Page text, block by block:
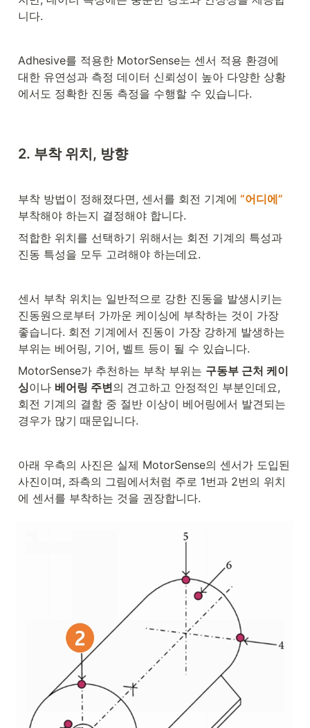
니다.
Adhesive를 적용한 MotorSense는 센서 적용 환경에
대한 유연성과 측정 데이터 신뢰성이 높아 다양한 상황
에서도 정확한 진동 측정을 수행할 수 있습니다.
2. 부착 위치, 방향
부착 방법이 정해졌다면, 센서를 회전 기계에 “어디에”
부착해야 하는지 결정해야 합니다.
적합한 위치를 선택하기 위해서는 회전 기계의 특성과
진동 특성을 모두 고려해야 하는데요.
센서 부착 위치는 일반적으로 강한 진동을 발생시키는
진동원으로부터 가까운 케이싱에 부착하는 것이 가장
좋습니다. 회전 기계에서 진동이 가장 강하게 발생하는
부위는 베어링, 기어, 벨트 등이 될 수 있습니다.
MotorSense가 추천하는 부착 부위는 구동부 근처 케이
싱이나 베어링 주변의 견고하고 안정적인 부분인데요,
회전 기계의 결함 중 절반 이상이 베어링에서 발견되는
경우가 많기 때문입니다.
아래 우측의 사진은 실제 MotorSense의 센서가 도입된
사진이며, 좌측의 그림에서처럼 주로 1번과 2번의 위치
에 센서를 부착하는 것을 권장합니다.